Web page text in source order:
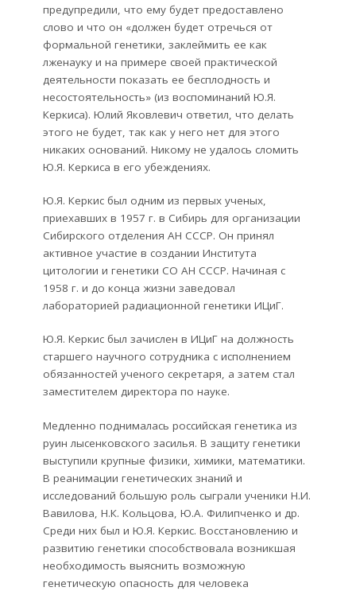
предупредили, что ему будет предоставлено
слово и что он «должен будет отречься от
формальной генетики, заклеймить ее как
лженауку и на примере своей практической
деятельности показать ее бесплодность и
несостоятельность» (из воспоминаний Ю.Я.
Керкиса). Юлий Яковлевич ответил, что делать
этого не будет, так как у него нет для этого
никаких оснований. Никому не удалось сломить
Ю.Я. Керкиса в его убеждениях.
Ю.Я. Керкис был одним из первых ученых,
приехавших в 1957 г. в Сибирь для организации
Сибирского отделения АН СССР. Он принял
активное участие в создании Института
цитологии и генетики СО АН СССР. Начиная с
1958 г. и до конца жизни заведовал
лабораторией радиационной генетики ИЦиГ.
Ю.Я. Керкис был зачислен в ИЦиГ на должность
старшего научного сотрудника с исполнением
обязанностей ученого секретаря, а затем стал
заместителем директора по науке.
Медленно поднималась российская генетика из
руин лысенковского засилья. В защиту генетики
выступили крупные физики, химики, математики.
В реанимации генетических знаний и
исследований большую роль сыграли ученики Н.И.
Вавилова, Н.К. Кольцова, Ю.А. Филипченко и др.
Среди них был и Ю.Я. Керкис. Восстановлению и
развитию генетики способствовала возникшая
необходимость выяснить возможную
генетическую опасность для человека